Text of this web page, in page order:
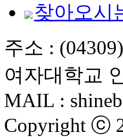
찾아오시
주소 :
여자대학교
MAIL :
Copyright ⓒ